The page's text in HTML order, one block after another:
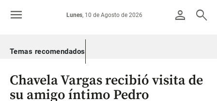
Colombia
person search
Lunes, 10 de Agosto de 2026
menu
Temas recomendados
Chavela Vargas recibió visita de
su amigo íntimo Pedro